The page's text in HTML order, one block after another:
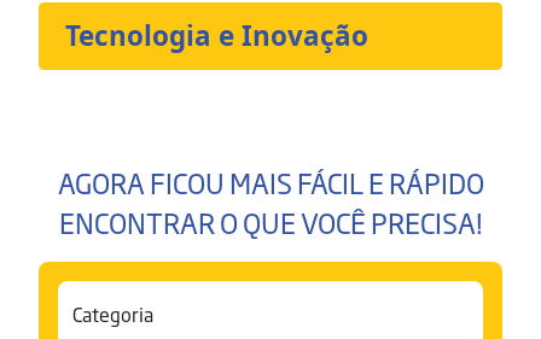
Tecnologia e Inovação
AGORA FICOU MAIS FÁCIL E RÁPIDO
ENCONTRAR O QUE VOCÊ PRECISA!